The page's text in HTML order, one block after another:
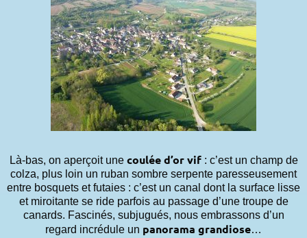
Là-bas, on aperçoit unecoulée d’or vif: c’est un champ de
colza, plus loin un ruban sombre serpente paresseusement
entre bosquets et futaies : c’est un canal dont la surface lisse
et miroitante se ride parfois au passage d’une troupe de
canards. Fascinés, subjugués, nous embrassons d’un
regard incrédule un panorama grandiose…